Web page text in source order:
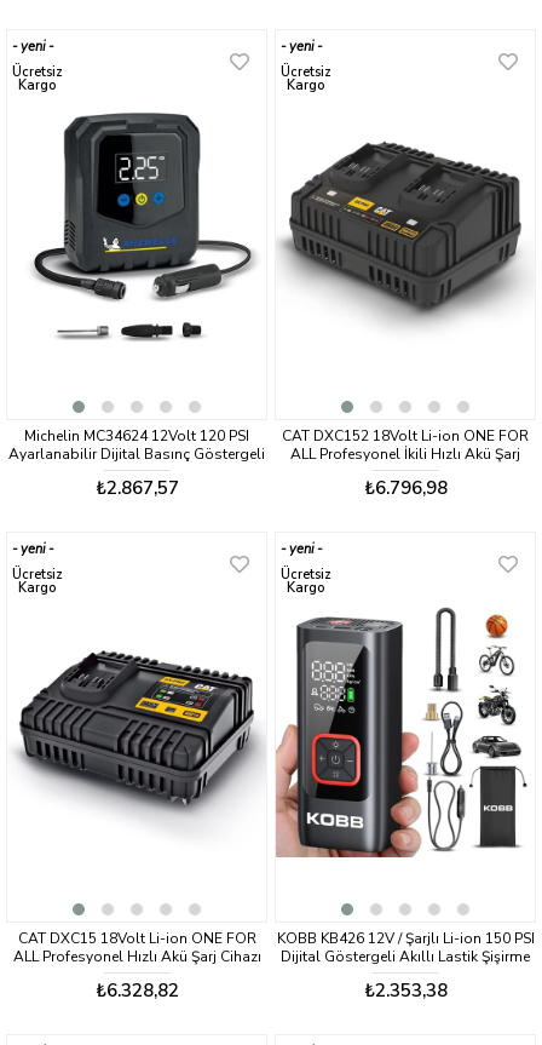
Michelin MC34624 12Volt 120 PSI
Ayarlanabilir Dijital Basınç Göstergeli
Hava Pompası
₺2.867,57
yeni
ürün
Ücretsiz
Kargo
CAT DXC152 18Volt Li-ion ONE FOR
ALL Profesyonel İkili Hızlı Akü Şarj
Cihazı
₺6.796,98
yeni
ürün
Ücretsiz
Kargo
CAT DXC15 18Volt Li-ion ONE FOR
ALL Profesyonel Hızlı Akü Şarj Cihazı
₺6.328,82
yeni
ürün
Ücretsiz
Kargo
KOBB KB426 12V / Şarjlı Li-ion 150 PSI
Dijital Göstergeli Akıllı Lastik Şişirme
Pompası+ Powerbank + SOS + Led
Lamba
₺2.353,38
yeni
ürün
Ücretsiz
Kargo